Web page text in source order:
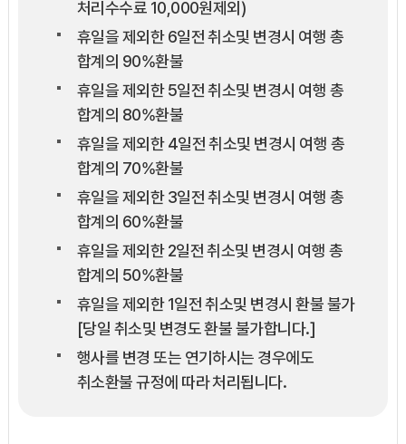
처리수수료 10,000원제외)
휴일을 제외한 6일전 취소및 변경시 여행 총
합계의 90%환불
휴일을 제외한 5일전 취소및 변경시 여행 총
합계의 80%환불
휴일을 제외한 4일전 취소및 변경시 여행 총
합계의 70%환불
휴일을 제외한 3일전 취소및 변경시 여행 총
합계의 60%환불
휴일을 제외한 2일전 취소및 변경시 여행 총
합계의 50%환불
휴일을 제외한 1일전 취소및 변경시 환불 불가
[당일 취소및 변경도 환불 불가합니다.]
행사를 변경 또는 연기하시는 경우에도
취소환불 규정에 따라 처리됩니다.